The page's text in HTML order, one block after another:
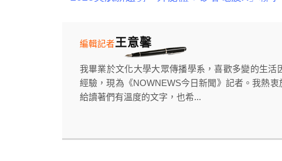
王意馨
編輯記者
我畢業於文化大學大眾傳播學系，喜歡多變的生
經驗，現為《NOWNEWS今日新聞》記者。我熱
給讀著們有溫度的文字，也希...